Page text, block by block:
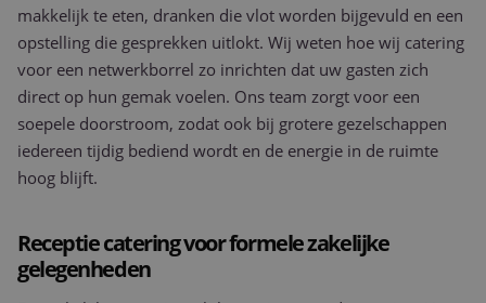
makkelijk te eten, dranken die vlot worden bijgevuld en een
opstelling die gesprekken uitlokt. Wij weten hoe wij catering
voor een netwerkborrel zo inrichten dat uw gasten zich
direct op hun gemak voelen. Ons team zorgt voor een
soepele doorstroom, zodat ook bij grotere gezelschappen
iedereen tijdig bediend wordt en de energie in de ruimte
hoog blijft.
Receptie catering voor formele zakelijke
gelegenheden